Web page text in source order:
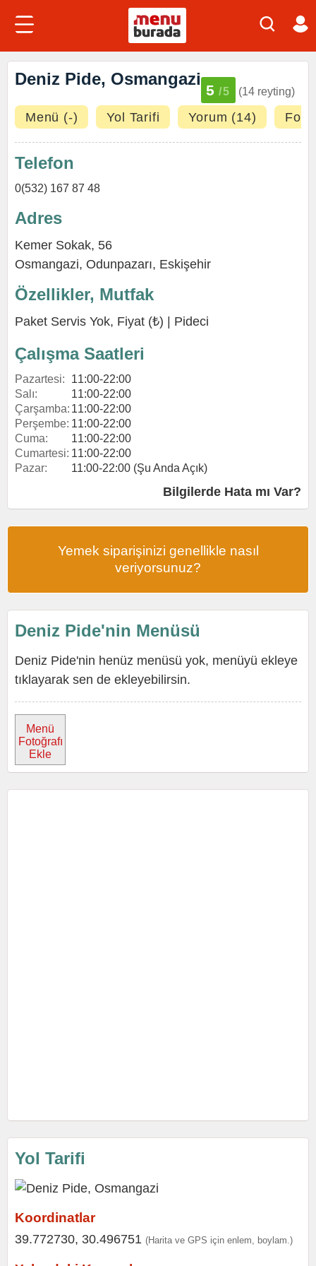
Deniz Pide, Osmangazi
5 /5 (14 reyting)
Menü (-) Yol Tarifi Yorum (14)
Telefon
0(532) 167 87 48
Adres
Kemer Sokak, 56
Osmangazi, Odunpazarı, Eskişehir
Özellikler, Mutfak
Paket Servis Yok, Fiyat (₺) | Pideci
Çalışma Saatleri
Pazartesi:
11:00-22:00
Salı:
11:00-22:00
Çarşamba: 11:00-22:00
Perşembe: 11:00-22:00
Cuma:
11:00-22:00
Cumartesi: 11:00-22:00
Pazar:
11:00-22:00 (Şu Anda Açık)
Bilgilerde Hata mı Var?
Yemek siparişinizi genellikle nasıl
veriyorsunuz?
Deniz Pide'nin Menüsü
Deniz Pide'nin henüz menüsü yok, menüyü ekleye
tıklayarak sen de ekleyebilirsin.
Menü
Fotoğrafı
Ekle
Yol Tarifi
Koordinatlar
39.772730, 30.496751 (Harita ve GPS için enlem, boylam.)